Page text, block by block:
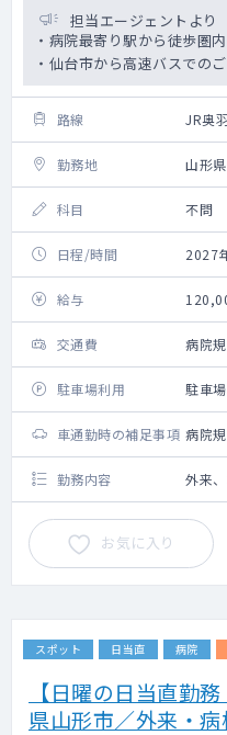
担当エージェントより
・病院最寄り駅から徒歩圏
・仙台市から高速バスでの
路線 JR奥
勤務地 山形
科目 不問
日程/時間 2027
給与
交通費 病院
駐車場利用 駐車
車通勤時の補足事項 病院
勤務内容 外来
お気に入り
スポット 日当直 病院
【日曜の日当直勤
県山形市／外来・